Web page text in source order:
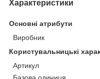
Характеристики
Основні атрибути
Виробник
Користувальницькі
Артикул
Базова одиниця